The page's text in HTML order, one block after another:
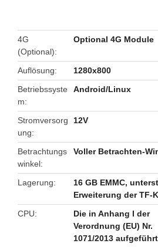
4G
(Optional)
Optional 4G Module
Auflösung
1280x800
Betriebssyste
m
Android/Linux
Stromversorg
ung
12V
Betrachtungs
winkel
Voller Betrachten-
Lagerung
16 GB EMMC,
Erweiterung der TF-
CPU
Die in Anhang I der
Verordnung (EU) Nr.
1071/2013